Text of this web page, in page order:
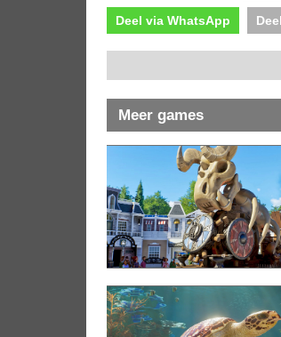
Deel via WhatsApp
Meer games